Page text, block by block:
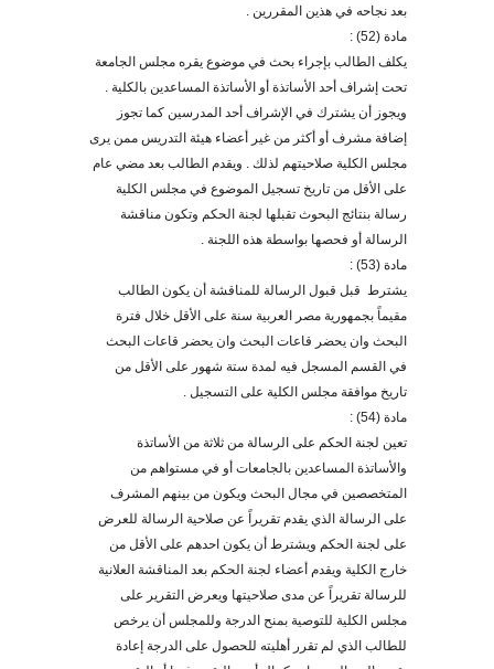
بعد نجاحه في هذين المقررين .
مادة (52) :
يكلف الطالب بإجراء بحث في موضوع يقره مجلس الجامعة
تحت إشراف أحد الأساتذة أو الأساتذة المساعدين بالكلية .
ويجوز أن يشترك في الإشراف أحد المدرسين كما تجوز
إضافة مشرف أو أكثر من غير أعضاء هيئة التدريس ممن يرى
مجلس الكلية صلاحيتهم لذلك . ويقدم الطالب بعد مضي عام
على الأقل من تاريخ تسجيل الموضوع في مجلس الكلية
رسالة بنتائج البحوث تقبلها لجنة الحكم وتكون مناقشة
الرسالة أو فحصها بواسطة هذه اللجنة .
مادة (53) :
يشترط قبل قبول الرسالة للمناقشة أن يكون الطالب
مقيماً بجمهورية مصر العربية سنة على الأقل خلال فترة
البحث وان يحضر قاعات البحث وان يحضر قاعات البحث
في القسم المسجل فيه لمدة ستة شهور على الأقل من
تاريخ موافقة مجلس الكلية على التسجيل .
مادة (54) :
تعين لجنة الحكم على الرسالة من ثلاثة من الأساتذة
والأساتذة المساعدين بالجامعات أو في مستواهم من
المتخصصين في مجال البحث ويكون من بينهم المشرف
على الرسالة الذي يقدم تقريراً عن صلاحية الرسالة للعرض
على لجنة الحكم ويشترط أن يكون احدهم على الأقل من
خارج الكلية ويقدم أعضاء لجنة الحكم بعد المناقشة العلانية
للرسالة تقريراً عن مدى صلاحيتها ويعرض التقرير على
مجلس الكلية للتوصية بمنح الدرجة وللمجلس أن يرخص
للطالب الذي لم تقرر أهليته للحصول على الدرجة إعادة